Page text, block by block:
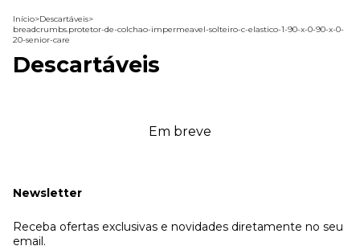
Início>Descartáveis>
breadcrumbs.protetor-de-colchao-impermeavel-solteiro-c-elastico-1-90-x-0-90-x-0-
20-senior-care
Descartáveis
Em breve
Newsletter
Receba ofertas exclusivas e novidades diretamente no seu
email.